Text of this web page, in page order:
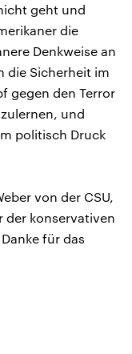
geht und
die
Denkweise an
die Sicherheit im
gegen den Terror
und
politisch Druck
von der CSU,
der konservativen
für das